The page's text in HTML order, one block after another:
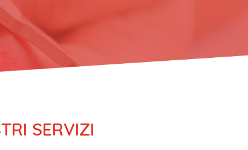
SERVIZI